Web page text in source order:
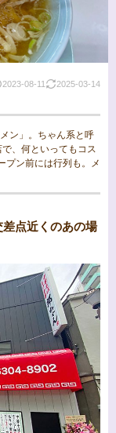
2023-08-11 2025-03-14
ン」。ちゃん系と呼
、何といってもコス
プン前には行列も。メ
差点近くのあの場